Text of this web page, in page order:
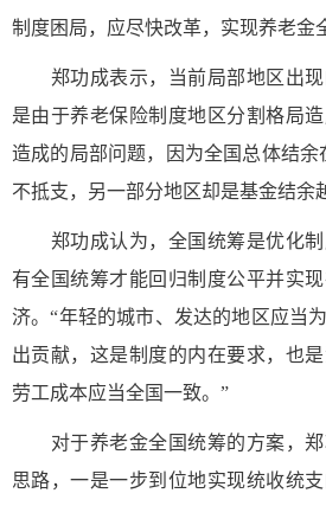
制度困局，应尽快改革，实现养老金
郑功成表示，当前局部地区出现
是由于养老保险制度地区分割格局
造成的局部问题，因为全国总体结余
不抵支，另一部分地区却是基金结余
郑功成认为，全国统筹是优化制
有全国统筹才能回归制度公平并实
济。“年轻的城市、发达的地区应当
出贡献，这是制度的内在要求，也
劳工成本应当全国一致。”
对于养老金全国统筹的方案，郑
思路，一是一步到位地实现统收统